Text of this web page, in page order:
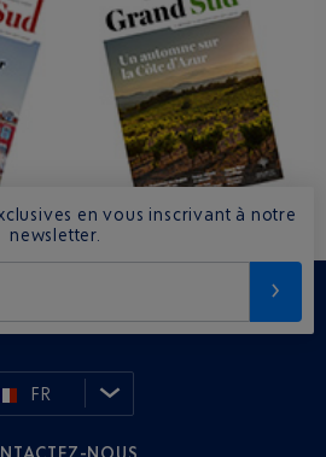
en vous inscrivant à notre
newsletter.
FR
NOUS